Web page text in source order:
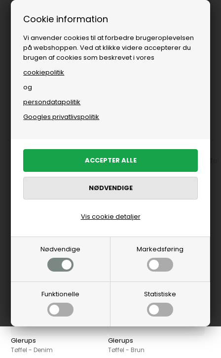
Cookie information
Vi anvender cookies til at forbedre brugeroplevelsen
på webshoppen. Ved at klikke videre accepterer du
brugen af cookies som beskrevet i vores
cookiepolitik
og
persondatapolitik
Googles privatlivspolitik
Nødvendige Markedsføring
Funktionelle Statistiske
Vis cookie detaljer
Du er her:Glerups
Sko fra Glerups til herre Støvler fra Glerups til herre
FILTRER PRODUKTER
Glerups
Tøffel - Denim
Glerups
Tøffel - Brun